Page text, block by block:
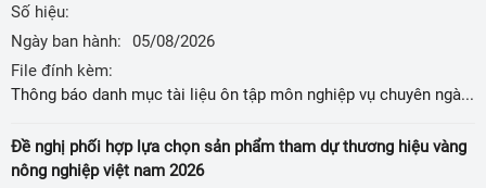
Số hiệu:
Ngày ban hành:
05/08/2026
File đính kèm:
Thông báo danh mục tài liệu ôn tập môn nghiệp vụ chuyên ngành kỳ tuyển dụng viên chức Trung tâm Đổi mới Sáng tạo và Chuyển đổi số năm 2026
Đề nghị phối hợp lựa chọn sản phẩm tham dự thương hiệu vàng
nông nghiệp việt nam 2026